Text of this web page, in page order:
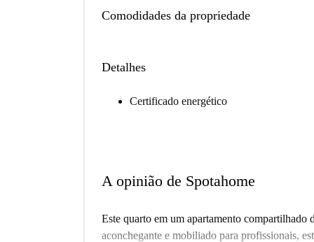
Comodidades da propriedade
Detalhes
Certificado energético
A opinião de Spotahome
Este quarto em um apartamento compartilhado
aconchegante e mobiliado para profissionais,